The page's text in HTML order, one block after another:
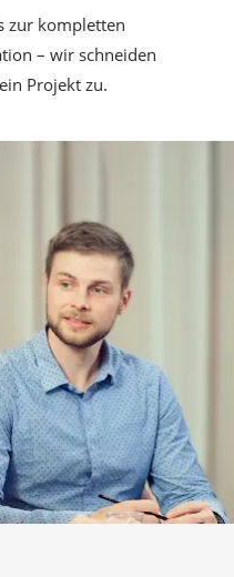
zur kompletten
– wir schneiden
Projekt zu.